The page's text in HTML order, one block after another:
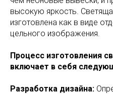
высокую яркость.
изготовлена как в виде
цельного изображения.
Процесс изготовления
включает в себя
Разработка дизайна: